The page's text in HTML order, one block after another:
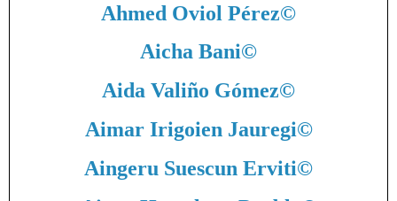
Ahmed Oviol Pérez©
Aicha Bani©
Aida Valiño Gómez©
Aimar Irigoien Jauregi©
Aingeru Suescun Erviti©